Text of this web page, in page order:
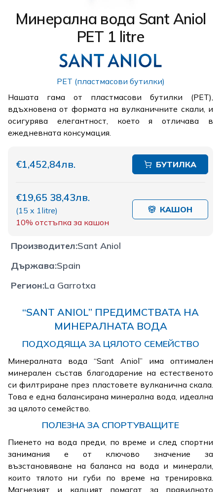
Минерална вода Sant Aniol
PET 1 litre
PET (пластмасови бутилки)
Нашата гама от пластмасови бутилки (PET),
вдъхновена от формата на вулканичните скали, и
осигурява елегантност, което я отличава в
ежедневната консумация.
€1,452,84лв. БУТИЛКА
€19,65 38,43лв.
(15 x 1litre)
10% отстъпка за кашон
КАШОН
Производител:Sant Aniol
Държава:Spain
Регион:La Garrotxa
“SANT ANIOL” ПРЕДИМСТВАТА НА
МИНЕРАЛНАТА ВОДА
ПОДХОДЯЩА ЗА ЦЯЛОТО СЕМЕЙСТВО
Минералната вода “Sant Aniol” има оптимален
минерален състав благодарение на естественото
си филтриране през пластовете вулканична скала.
Това е една балансирана минерална вода, идеална
за цялото семейство.
ПОЛЕЗНА ЗА СПОРТУВАЩИТЕ
Пиенето на вода преди, по време и след спортни
занимания е от ключово значение за
възстановяване на баланса на вода и минерали,
които тялото ни губи по време на тренировка.
Магнезият и калцият помагат за правилното